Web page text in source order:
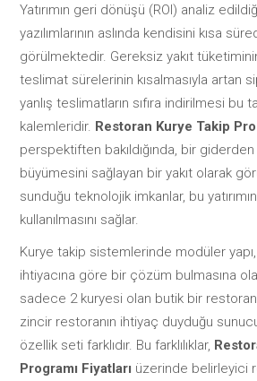
Yatırımın geri dönüşü (ROI) analiz
yazılımlarının aslında kendisini kısa
görülmektedir. Gereksiz yakıt
teslimat sürelerinin kısalmasıyla artan
yanlış teslimatların sıfıra indirilmesi bu
kalemleridir. Restoran Kurye Takip
perspektiften bakıldığında, bir
büyümesini sağlayan bir yakıt olarak
sunduğu teknolojik imkanlar, bu
kullanılmasını sağlar.
Kurye takip sistemlerinde modüler
ihtiyacına göre bir çözüm bulmasına
sadece 2 kuryesi olan butik bir
zincir restoranın ihtiyaç duyduğu
özellik seti farklıdır. Bu farklılıklar,
Programı Fiyatları üzerinde belirleyici